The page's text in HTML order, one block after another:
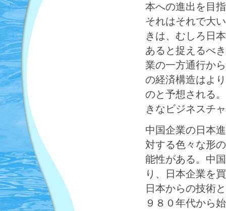
本への進出を目
それはそれで大
きは、むしろ日
あると捉えるべ
業の一方通行か
の経済構造はよ
のと予想される
きなビジネスチ
中国企業の日本
対する色々な形
能性がある。中
り、日本企業を
日本からの技術
９８０年代から